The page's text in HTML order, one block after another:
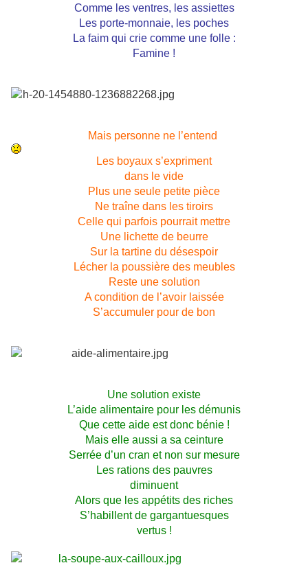
Comme les ventres, les assiettes
Les porte-monnaie, les poches
La faim qui crie comme une folle :
Famine !
Mais personne ne l’entend
Les boyaux s’expriment
dans le vide
Plus une seule petite pièce
Ne traîne dans les tiroirs
Celle qui parfois pourrait mettre
Une lichette de beurre
Sur la tartine du désespoir
Lécher la poussière des meubles
Reste une solution
A condition de l’avoir laissée
S’accumuler pour de bon
Une solution existe
L’aide alimentaire pour les démunis
Que cette aide est donc bénie !
Mais elle aussi a sa ceinture
Serrée d’un cran et non sur mesure
Les rations des pauvres
diminuent
Alors que les appétits des riches
S’habillent de gargantuesques
vertus !